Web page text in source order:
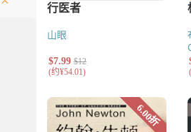
神学
世界基督教与宣教研究
教牧神学
系统神学
历史神学
山眼